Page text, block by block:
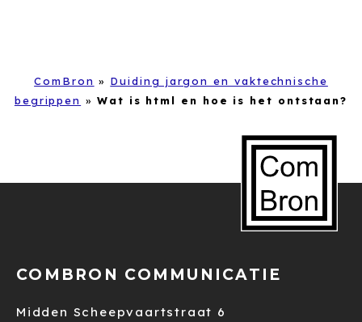
ComBron » Duiding jargon en vaktechnische
begrippen » Wat is html en hoe is het ontstaan?
COMBRON COMMUNICATIE
Midden Scheepvaartstraat 6